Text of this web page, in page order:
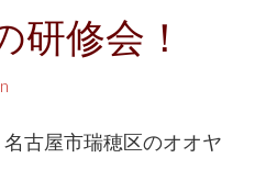
研修会！
古屋市瑞穂区のオオヤ